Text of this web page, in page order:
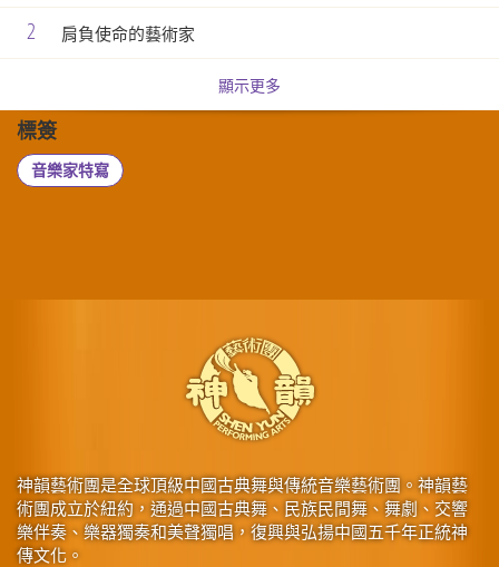
2 肩負使命的藝術家
顯示更多
標簽
音樂家特寫
神韻藝術團是全球頂級中國古典舞與傳統音樂藝術團。神韻藝
術團成立於紐約，通過中國古典舞、民族民間舞、舞劇、交響
樂伴奏、樂器獨奏和美聲獨唱，復興與弘揚中國五千年正統神
傳文化。